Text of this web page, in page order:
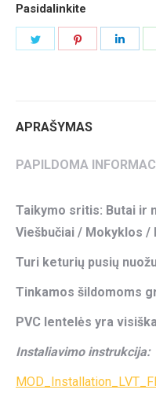
Pasidalinkite
APRAŠYMAS
PAPILDOMA
Taikymo sritis: Butai ir
Viešbučiai / Mokyklos
Turi keturių pusių
Tinkamos šildomoms
PVC lentelės yra
Instaliavimo instrukcija: